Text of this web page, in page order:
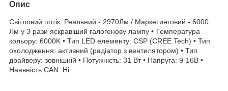
Опис
Світловий потік: Реальний - 2970Лм / Маркетинговий - 6000
Лм у 3 рази яскравіший галогенову лампу • Температура
кольору: 6000K • Тип LED елементу: CSP (CREE Tech) • Тип
охолодження: активний (радіатор з вентилятором) • Тип
драйверу: зовнішній • Потужність: 31 Вт • Напруга: 9-16В •
Наявність CAN: Ні